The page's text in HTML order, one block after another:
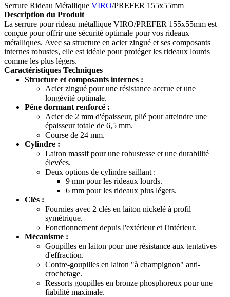
Serrure Rideau Métallique VIRO/PREFER 155x55mm
Description du Produit
La serrure pour rideau métallique VIRO/PREFER 155x55mm est
conçue pour offrir une sécurité optimale pour vos rideaux
métalliques. Avec sa structure en acier zingué et ses composants
internes robustes, elle est idéale pour protéger les rideaux lourds
comme les plus légers.
Caractéristiques Techniques
Structure et composants internes :
Acier zingué pour une résistance accrue et une
longévité optimale.
Pêne dormant renforcé :
Acier de 2 mm d'épaisseur, plié pour atteindre une
épaisseur totale de 6,5 mm.
Course de 24 mm.
Cylindre :
Laiton massif pour une robustesse et une durabilité
élevées.
Deux options de cylindre saillant :
9 mm pour les rideaux lourds.
6 mm pour les rideaux plus légers.
Clés :
Fournies avec 2 clés en laiton nickelé à profil
symétrique.
Fonctionnement depuis l'extérieur et l'intérieur.
Mécanisme :
Goupilles en laiton pour une résistance aux tentatives
d'effraction.
Contre-goupilles en laiton "à champignon" anti-
crochetage.
Ressorts goupilles en bronze phosphoreux pour une
fiabilité maximale.